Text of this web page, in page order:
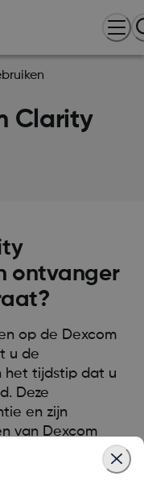
Clarity
ontvanger
op de Dexcom
u de
het tijdstip dat u
Deze
en zijn
van Dexcom